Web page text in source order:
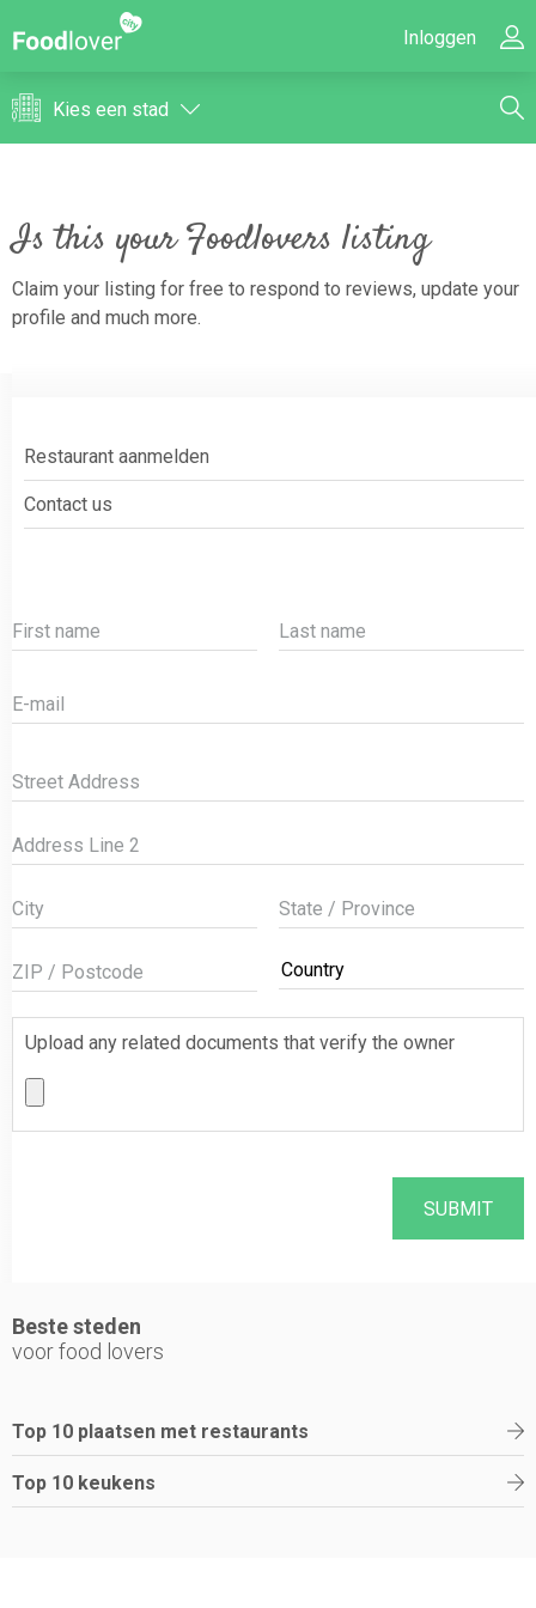
Inloggen
Kies een stad
Is this your Foodlovers listing
Claim your listing for free to respond to reviews, update your
profile and much more.
Restaurant aanmelden
Contact us
Upload any related documents that verify the owner
Beste steden
voor food lovers
Top 10 plaatsen met restaurants
Top 10 keukens